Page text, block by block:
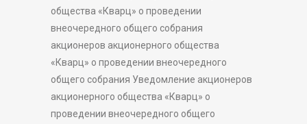
общества «Кварц» о проведении
внеочередного общего собрания
акционеров акционерного общества
«Кварц» о проведении внеочередного
общего собрания Уведомление акционеров
акционерного общества «Кварц» о
проведении внеочередного общего